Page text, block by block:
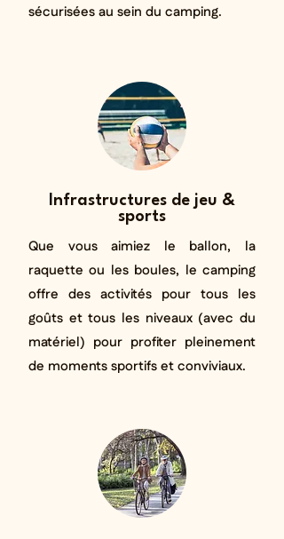
sécurisées au sein du camping.
Infrastructures de jeu &
sports
Que vous aimiez le ballon, la
raquette ou les boules, le camping
offre des activités pour tous les
goûts et tous les niveaux (avec du
matériel) pour profiter pleinement
de moments sportifs et conviviaux.